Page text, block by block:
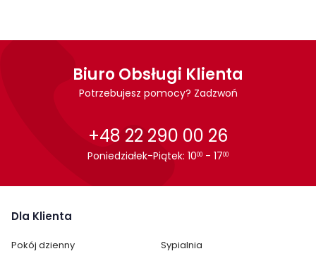
Montaż drzwi lewo lub prawostronny.
Biuro Obsługi Klienta
Potrzebujesz pomocy? Zadzwoń
+48 22 290 00 26
Poniedziałek-Piątek: 1000 - 1700
Dla Klienta
Pokój dzienny
Sypialnia